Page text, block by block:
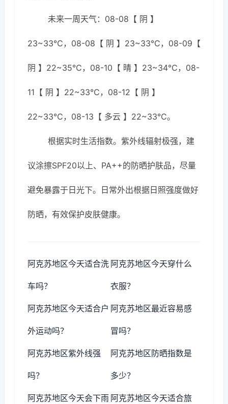
未来一周天气：08-08【 阴 】
23~33℃，08-08【 阴 】23~33℃，08-09【
阴 】22~35℃，08-10【 晴 】23~34℃，08-
11【 阴 】22~33℃，08-12【 阴 】
22~33℃，08-13【 多云 】22~33℃。
根据实时生活指数。紫外线辐射极强，建
议涂擦SPF20以上、PA++的防晒护肤品，尽量
避免暴露于日光下。日常外出根据日照强度做好
防晒，有效保护皮肤健康。
阿克苏地区今天适合洗
车吗？
阿克苏地区今天穿什么
衣服？
阿克苏地区今天适合户
外运动吗？
阿克苏地区最近容易感
冒吗？
阿克苏地区紫外线强
吗？
阿克苏地区防晒指数是
多少？
阿克苏地区今天会下雨 阿克苏地区今天适合旅